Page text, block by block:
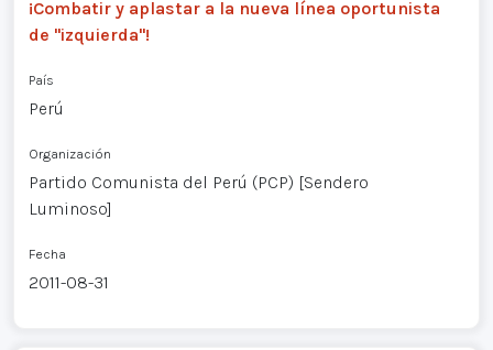
¡Combatir y aplastar a la nueva línea oportunista
de "izquierda"!
País
Perú
Organización
Partido Comunista del Perú (PCP) [Sendero
Luminoso]
Fecha
2011-08-31